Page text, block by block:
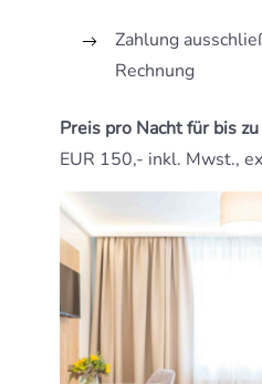
Zahlung
Rechnung
Preis pro Nacht für bis
EUR 150,- inkl. Mwst.,